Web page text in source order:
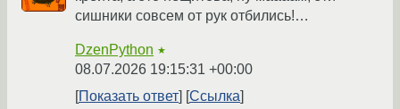
сишники совсем от рук отбились!…
DzenPython ★
08.07.2026 19:15:31 +00:00
Показать ответ
Ссылка